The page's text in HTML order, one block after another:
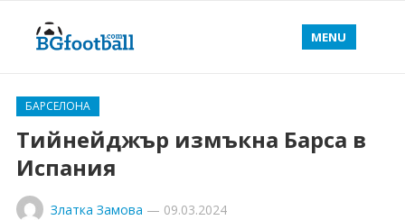
MENU
БАРСЕЛОНА
Тийнейджър измъкна Барса в
Испания
Златка Замова — 09.03.2024